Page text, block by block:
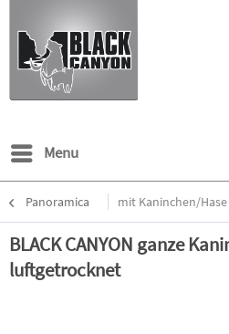
Menu
Panoramica mit Kaninchen/Hase
BLACK CANYON ganze
luftgetrocknet